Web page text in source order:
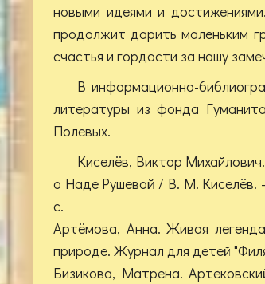
новыми идеями и
продолжит дарить маленьким
счастья и гордости за нашу
В информационно-
литературы из фонда
Полевых.
Киселёв, Виктор
о Наде Рушевой / В. М. Киселёв.
с.
Артёмова, Анна. Живая
природе. Журнал для детей
Бизикова, Матрена.